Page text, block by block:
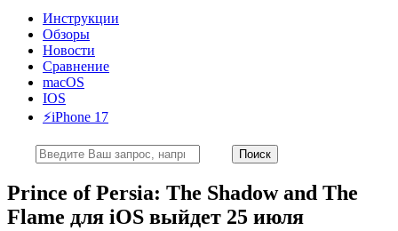
Инструкции
Обзоры
Новости
Сравнение
macOS
IOS
⚡️iPhone 17
Prince of Persia: The Shadow and The
Flame для iOS выйдет 25 июля